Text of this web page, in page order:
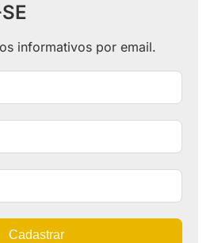
informativos por email.
Cadastrar